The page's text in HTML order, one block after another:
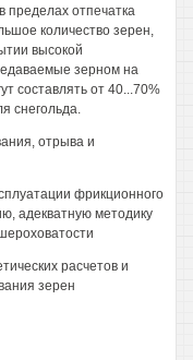
пределах отпечатка
количество зерен,
высокой
зерном на
составлять от 40...70%
снегольда.
отрыва и
фрикционного
адекватную методику
расчетов и
зерен